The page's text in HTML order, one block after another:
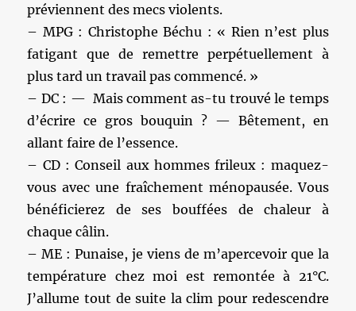
préviennent des mecs violents.
– MPG : Christophe Béchu : « Rien n’est plus
fatigant que de remettre perpétuellement à
plus tard un travail pas commencé. »
– DC : — Mais comment as-tu trouvé le temps
d’écrire ce gros bouquin ? — Bêtement, en
allant faire de l’essence.
– CD : Conseil aux hommes frileux : maquez-
vous avec une fraîchement ménopausée. Vous
bénéficierez de ses bouffées de chaleur à
chaque câlin.
– ME : Punaise, je viens de m’apercevoir que la
température chez moi est remontée à 21°C.
J’allume tout de suite la clim pour redescendre